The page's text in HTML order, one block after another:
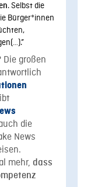
. Selbst die
Bürger*innen
Die großen
die
News
mehr, dass